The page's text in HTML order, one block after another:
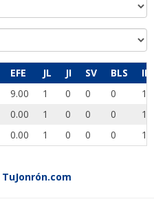
EFE JL JI SV BLS
IP
9.00 1 0 0 0
1.0
0.00 1 0 0 0
1.0
0.00 1 0 0 0 1.0
TuJonrón.com